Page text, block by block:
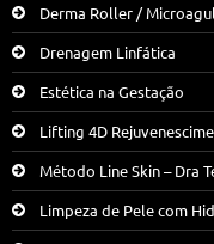
Derma Roller /
Drenagem Linfática
Estética na Gestação
Lifting 4D
Método Line Skin – Dra
Limpeza de Pele com